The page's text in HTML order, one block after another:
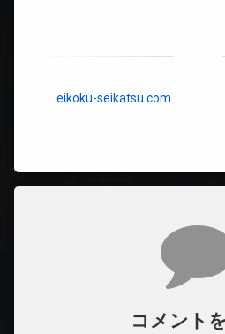
eikoku-seikatsu.com
コメント